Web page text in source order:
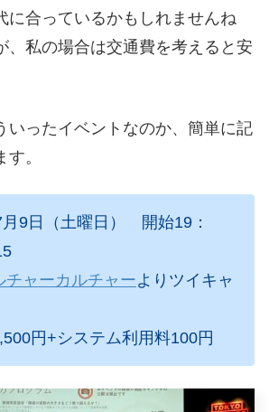
に合っているかもしれませんね
、私の場合は交通費を考えると安
いったイベントなのか、簡単に記
。
月9日（土曜日） 開始19：
チャーカルチャーよりツイキャ
円+システム利用料100円